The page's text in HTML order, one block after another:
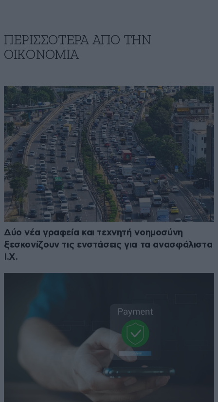
ΠΕΡΙΣΣΟΤΕΡΑ ΑΠΟ ΤΗΝ
ΟΙΚΟΝΟΜΙΑ
Δύο νέα γραφεία και τεχνητή νοημοσύνη
ξεσκονίζουν τις ενστάσεις για τα ανασφάλιστα
Ι.Χ.